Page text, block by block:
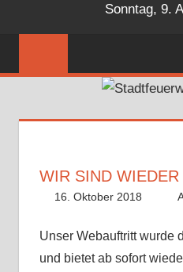
Sonntag, 9.
WIR SIND WIEDER
16. Oktober 2018
Unser Webauftritt wurde
und bietet ab sofort